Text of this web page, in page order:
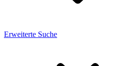
Erweiterte Suche